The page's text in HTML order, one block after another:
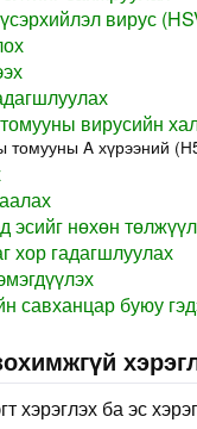
вирус
вирусийн
томууны A хүрээний
эсийг нөхөн
хор гадагшлуулах
савханцар буюу
хэрэглэх ба эс